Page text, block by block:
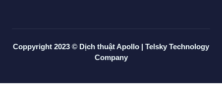
Coppyright 2023 © Dịch thuật Apollo | Telsky Technology
Company